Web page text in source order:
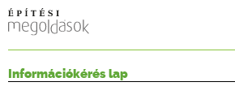
Információkérés lap